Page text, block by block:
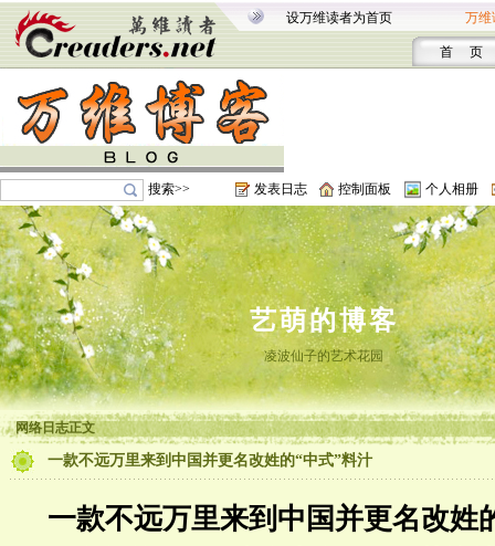
设万维读者为首页 万维
首 页
搜索>> 发表日志 控制面板 个人相册
艺萌的博客
凌波仙子的艺术花园
网络日志正文
一款不远万里来到中国并更名改姓的“中式”料汁
一款不远万里来到中国并更名改姓